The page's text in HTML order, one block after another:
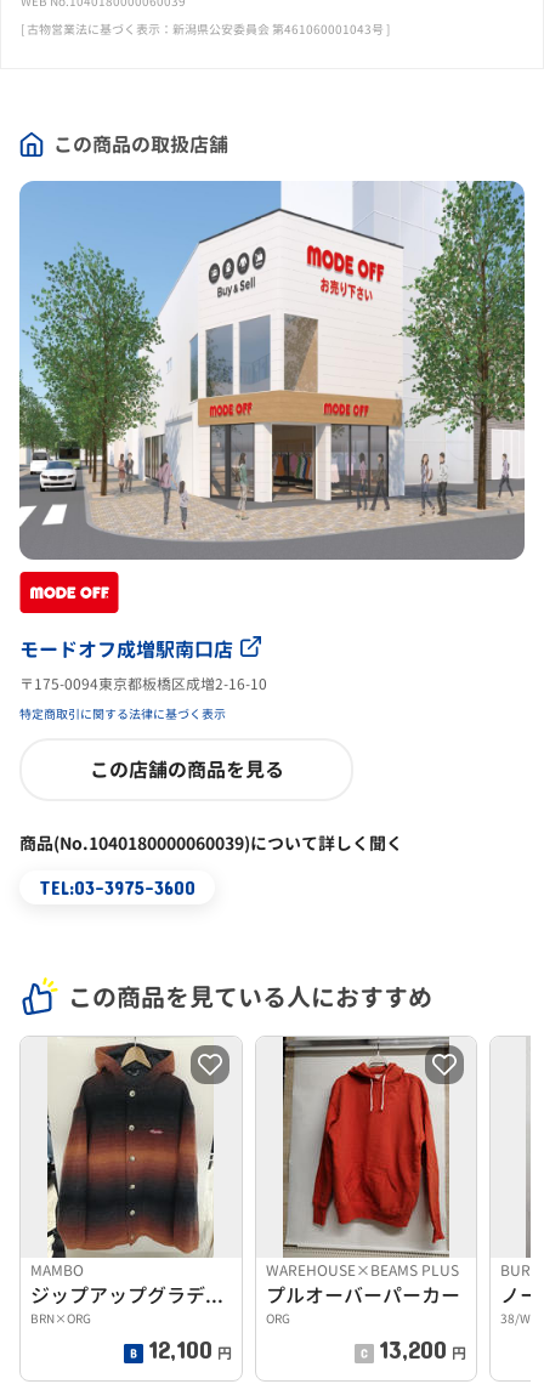
この商品の取扱店舗
モードオフ成増駅南口店
〒175-0094東京都板橋区成増2-16-10
特定商取引に関する法律に基づく表示
この店舗の商品を見る
商品(No.1040180000060039)について詳しく聞く
TEL:03-3975-3600
[ 古物営業法に基づく表示：新潟県公安委員会 第461060001043号 ]
この商品を見ている人におすすめ
MAMBO
ジップアップグラデーションジャケット
BRN×ORG
12,100 円
WAREHOUSE×BEAMS PLUS
プルオーバーパーカー
ORG
13,200 円
38/